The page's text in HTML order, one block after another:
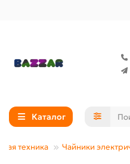
Каталог
техника Чайники